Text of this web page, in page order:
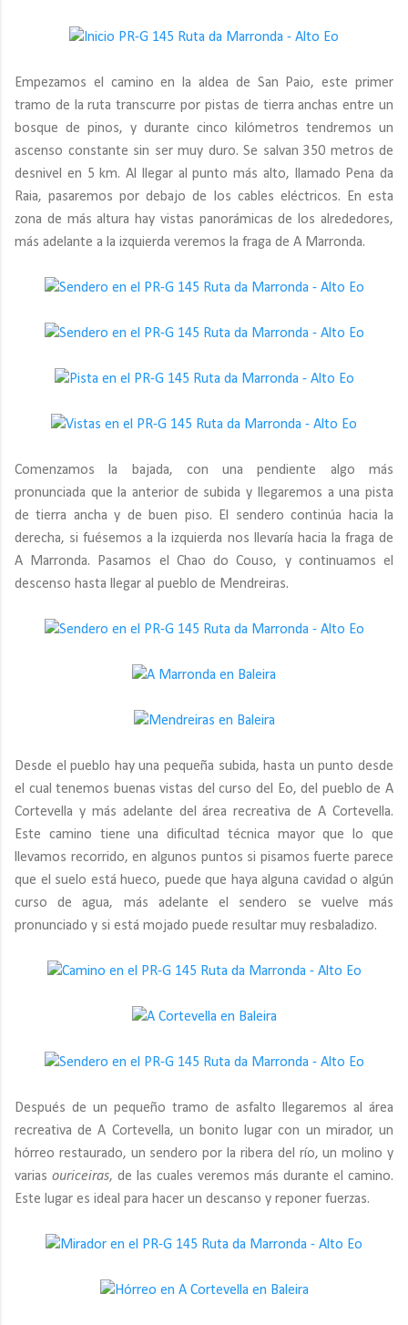
Empezamos el camino en la aldea de San Paio, este primer
tramo de la ruta transcurre por pistas de tierra anchas entre un
bosque de pinos, y durante cinco kilómetros tendremos un
ascenso constante sin ser muy duro. Se salvan 350 metros de
desnivel en 5 km. Al llegar al punto más alto, llamado Pena da
Raia, pasaremos por debajo de los cables eléctricos. En esta
zona de más altura hay vistas panorámicas de los alrededores,
más adelante a la izquierda veremos la fraga de A Marronda.
Comenzamos la bajada, con una pendiente algo más
pronunciada que la anterior de subida y llegaremos a una pista
de tierra ancha y de buen piso. El sendero continúa hacia la
derecha, si fuésemos a la izquierda nos llevaría hacia la fraga de
A Marronda. Pasamos el Chao do Couso, y continuamos el
descenso hasta llegar al pueblo de Mendreiras.
Desde el pueblo hay una pequeña subida, hasta un punto desde
el cual tenemos buenas vistas del curso del Eo, del pueblo de A
Cortevella y más adelante del área recreativa de A Cortevella.
Este camino tiene una dificultad técnica mayor que lo que
llevamos recorrido, en algunos puntos si pisamos fuerte parece
que el suelo está hueco, puede que haya alguna cavidad o algún
curso de agua, más adelante el sendero se vuelve más
pronunciado y si está mojado puede resultar muy resbaladizo.
Después de un pequeño tramo de asfalto llegaremos al área
recreativa de A Cortevella, un bonito lugar con un mirador, un
hórreo restaurado, un sendero por la ribera del río, un molino y
varias ouriceiras, de las cuales veremos más durante el camino.
Este lugar es ideal para hacer un descanso y reponer fuerzas.